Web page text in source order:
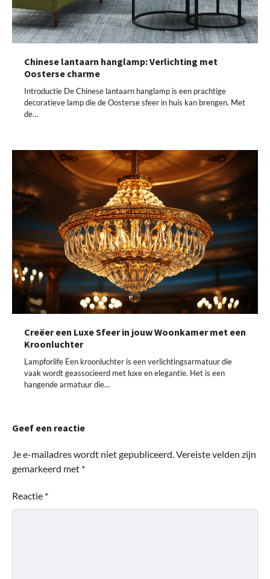
Chinese lantaarn hanglamp: Verlichting met
Oosterse charme
Introductie De Chinese lantaarn hanglamp is een prachtige
decoratieve lamp die de Oosterse sfeer in huis kan brengen. Met
de…
Creëer een Luxe Sfeer in jouw Woonkamer met een
Kroonluchter
Lampforlife Een kroonluchter is een verlichtingsarmatuur die
vaak wordt geassocieerd met luxe en elegantie. Het is een
hangende armatuur die…
Geef een reactie
Je e-mailadres wordt niet gepubliceerd.Vereiste velden zijn
gemarkeerd met *
Reactie *